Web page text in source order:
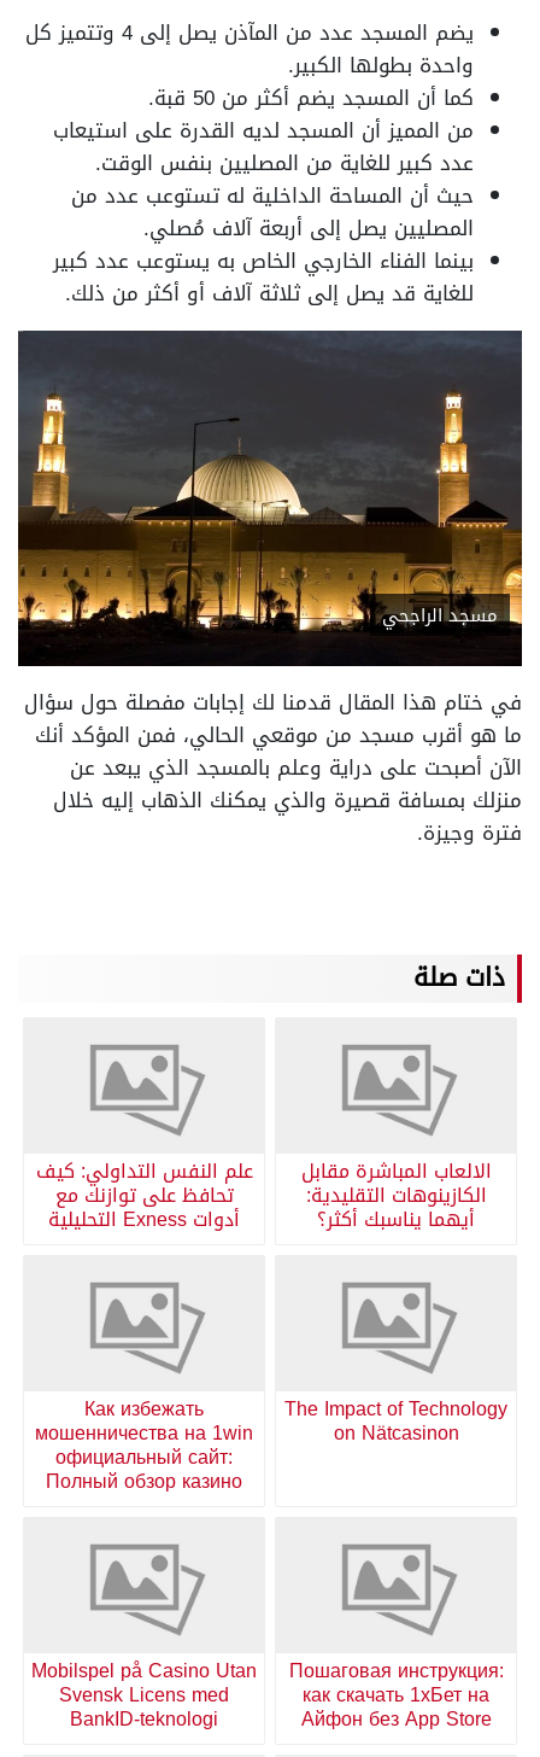
يضم المسجد عدد من المآذن يصل إلى 4 وتتميز كل
واحدة بطولها الكبير.
كما أن المسجد يضم أكثر من 50 قبة.
من المميز أن المسجد لديه القدرة على استيعاب
عدد كبير للغاية من المصليين بنفس الوقت.
حيث أن المساحة الداخلية له تستوعب عدد من
المصليين يصل إلى أربعة آلاف مُصلي.
بينما الفناء الخارجي الخاص به يستوعب عدد كبير
للغاية قد يصل إلى ثلاثة آلاف أو أكثر من ذلك.
مسجد الراجحي
في ختام هذا المقال قدمنا لك إجابات مفصلة حول سؤال
ما هو أقرب مسجد من موقعي الحالي، فمن المؤكد أنك
الآن أصبحت على دراية وعلم بالمسجد الذي يبعد عن
منزلك بمسافة قصيرة والذي يمكنك الذهاب إليه خلال
فترة وجيزة.
ذات صلة
الالعاب المباشرة مقابل
الكازينوهات التقليدية:
أيهما يناسبك أكثر؟
علم النفس التداولي: كيف
تحافظ على توازنك مع
أدوات Exness التحليلية
The Impact of Technology
on Nätcasinon
Как избежать
мошенничества на 1win
официальный сайт:
Полный обзор казино
Пошаговая инструкция:
как скачать 1хБет на
Айфон без App Store
Mobilspel på Casino Utan
Svensk Licens med
BankID-teknologi